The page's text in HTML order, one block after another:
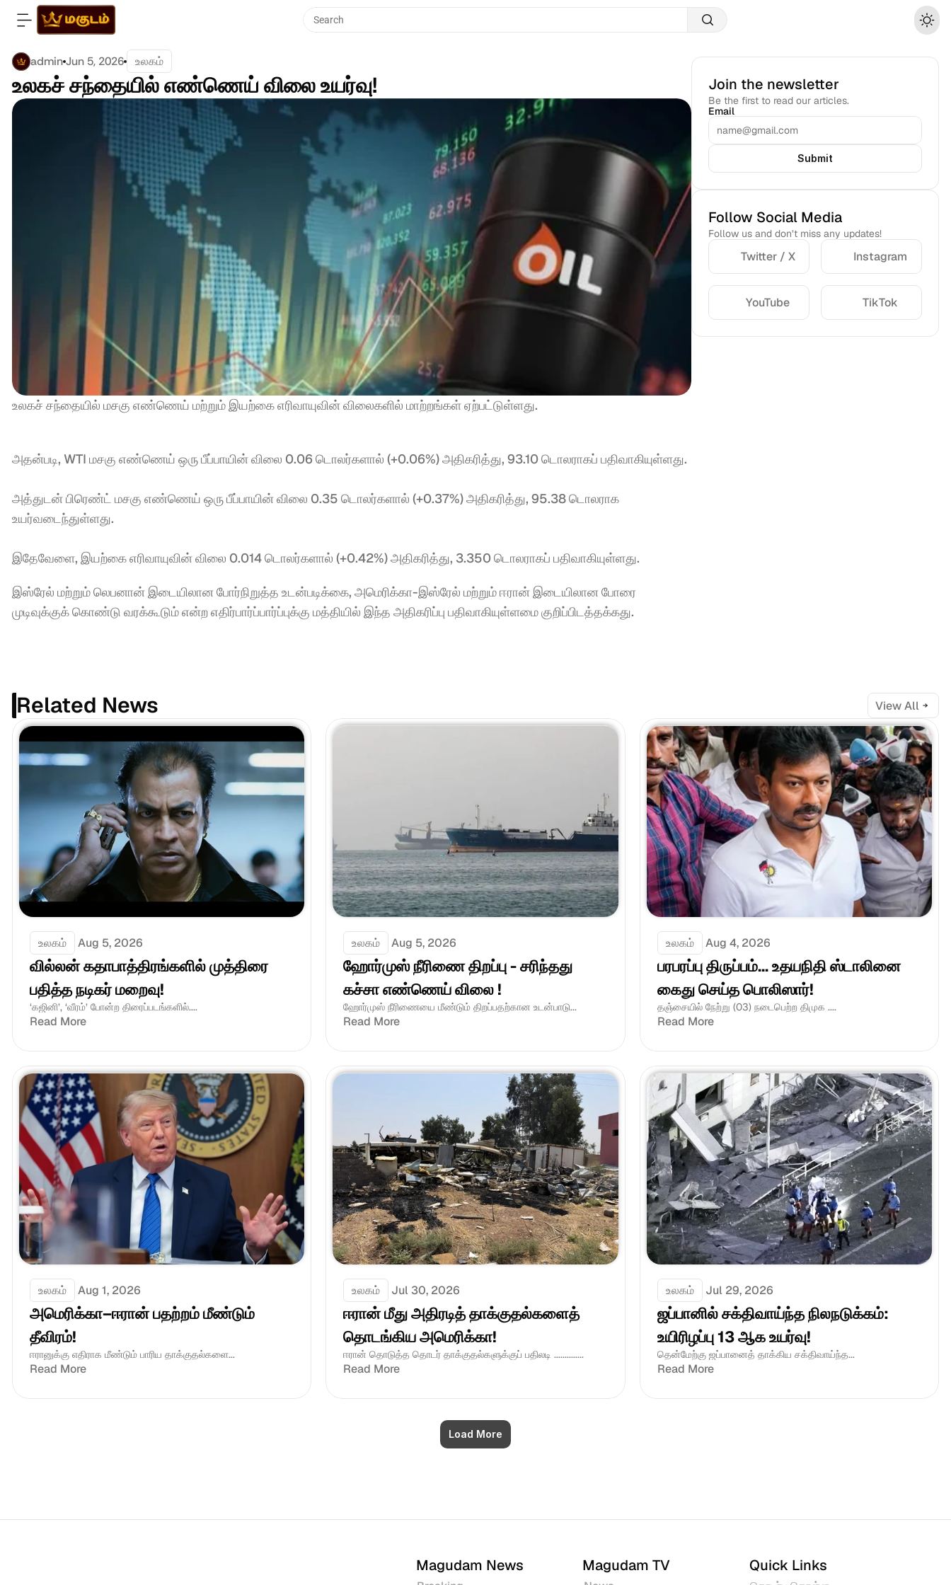
Search
adminJun 5, 2026 உலகம்
உலகச் சந்தையில் எண்ணெய் விலை உயர்வு!
உலகச் சந்தையில் மசகு எண்ணெய் மற்றும் இயற்கை எரிவாயுவின் விலைகளில் மாற்றங்கள் ஏற்பட்டுள்ளது.
அதன்படி, WTI மசகு எண்ணெய் ஒரு பீப்பாயின் விலை 0.06 டொலர்களால் (+0.06%) அதிகரித்து, 93.10 டொலராகப் பதிவாகியுள்ளது.
அத்துடன் பிரெண்ட் மசகு எண்ணெய் ஒரு பீப்பாயின் விலை 0.35 டொலர்களால் (+0.37%) அதிகரித்து, 95.38 டொலராக
உயர்வடைந்துள்ளது.
இதேவேளை, இயற்கை எரிவாயுவின் விலை 0.014 டொலர்களால் (+0.42%) அதிகரித்து, 3.350 டொலராகப் பதிவாகியுள்ளது.
இஸ்ரேல் மற்றும் லெபனான் இடையிலான போர்நிறுத்த உடன்படிக்கை, அமெரிக்கா-இஸ்ரேல் மற்றும் ஈரான் இடையிலான போரை
முடிவுக்குக் கொண்டு வரக்கூடும் என்ற எதிர்பார்ப்பார்ப்புக்கு மத்தியில் இந்த அதிகரிப்பு பதிவாகியுள்ளமை குறிப்பிடத்தக்கது.
Join the newsletter
Be the first to read our articles.
Email
Submit
Follow Social Media
Follow us and don’t miss any updates!
Twitter / X Instagram
YouTube TikTok
Related News View All
உலகம் Aug 5, 2026
வில்லன் கதாபாத்திரங்களில் முத்திரை
பதித்த நடிகர் மறைவு!
‘கஜினி’, ‘வீரம்’ போன்ற திரைப்படங்களில்....
Read More
உலகம் Aug 5, 2026
ஹோர்முஸ் நீரிணை திறப்பு - சரிந்தது
கச்சா எண்ணெய் விலை !
ஹோர்முஸ் நீரிணையை மீண்டும் திறப்பதற்கான உடன்பாடு...
Read More
உலகம் Aug 4, 2026
பரபரப்பு திருப்பம்... உதயநிதி ஸ்டாலினை
கைது செய்த பொலிஸார்!
தஞ்சையில் நேற்று (03) நடைபெற்ற திமுக ....
Read More
உலகம் Aug 1, 2026
அமெரிக்கா–ஈரான் பதற்றம் மீண்டும்
தீவிரம்!
ஈரானுக்கு எதிராக மீண்டும் பாரிய தாக்குதல்களை...
Read More
உலகம் Jul 30, 2026
ஈரான் மீது அதிரடித் தாக்குதல்களைத்
தொடங்கிய அமெரிக்கா!
ஈரான் தொடுத்த தொடர் தாக்குதல்களுக்குப் பதிலடி ..............
Read More
உலகம் Jul 29, 2026
ஜப்பானில் சக்திவாய்ந்த நிலநடுக்கம்:
உயிரிழப்பு 13 ஆக உயர்வு!
தென்மேற்கு ஜப்பானைத் தாக்கிய சக்திவாய்ந்த...
Read More
Load More
Magudam News Magudam TV Quick Links